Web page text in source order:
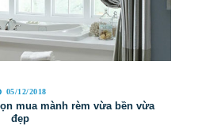
05/12/2018
mua mành rèm vừa bền vừa
đẹp